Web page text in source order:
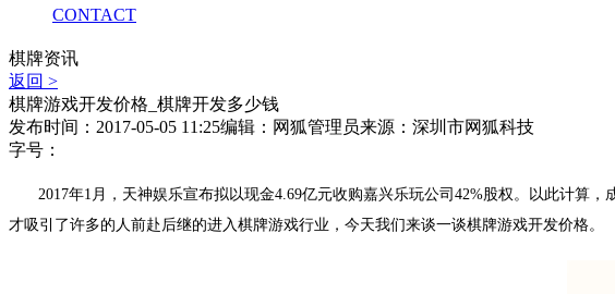
CONTACT
棋牌资讯
返回 >
棋牌游戏开发价格_棋牌开发多少钱
发布时间：2017-05-05 11:25编辑：网狐管理员来源：深圳市网狐科技
字号：
2017年1 月，天神娱乐宣布拟以现金4.69亿元收购嘉兴乐玩公司 42%股权。以此计算，
才吸引了许多的人前赴后继的进入棋牌游戏行业，今天我们来谈一谈棋牌游戏开发价格。